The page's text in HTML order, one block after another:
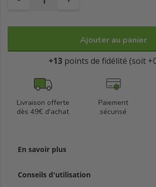
Ajouter au panier
+13 points de fidélité (soit
Livraison offerte
dès 49€ d'achat
Paiement
sécurisé
En savoir plus
Conseils d'utilisation